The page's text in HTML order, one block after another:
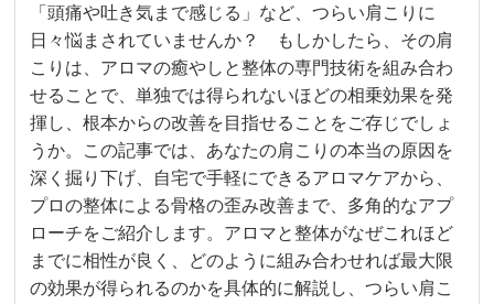
「頭痛や吐き気まで感じる」など、つらい肩こりに
日々悩まされていませんか？ もしかしたら、その肩
こりは、アロマの癒やしと整体の専門技術を組み合わ
せることで、単独では得られないほどの相乗効果を発
揮し、根本からの改善を目指せることをご存じでしょ
うか。この記事では、あなたの肩こりの本当の原因を
深く掘り下げ、自宅で手軽にできるアロマケアから、
プロの整体による骨格の歪み改善まで、多角的なアプ
ローチをご紹介します。アロマと整体がなぜこれほど
までに相性が良く、どのように組み合わせれば最大限
の効果が得られるのかを具体的に解説し、つらい肩こ